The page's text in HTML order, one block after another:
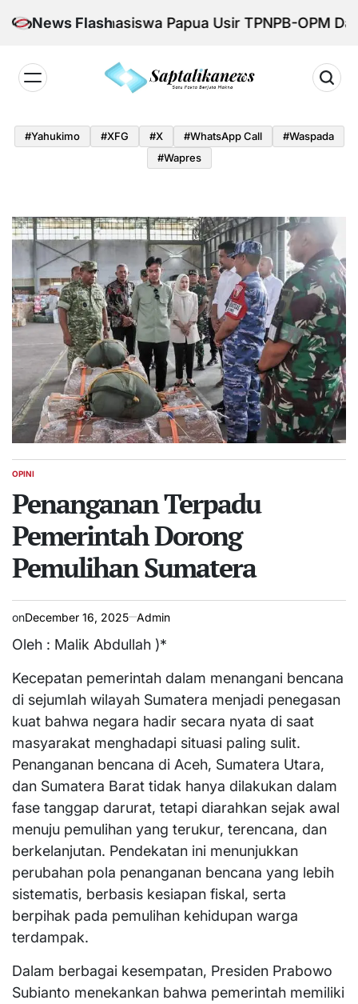
News Flash
Mahasiswa Papua Usir TPNPB-OPM Dari
#yahukimo #XFG #x #WhatsApp Call
#waspada
#Wapres
POSTED
OPINI
Penanganan Terpadu
Pemerintah Dorong
Pemulihan Sumatera
onDecember 16, 2025 Admin
Oleh : Malik Abdullah )*
Kecepatan pemerintah dalam menangani bencana
di sejumlah wilayah Sumatera menjadi penegasan
kuat bahwa negara hadir secara nyata di saat
masyarakat menghadapi situasi paling sulit.
Penanganan bencana di Aceh, Sumatera Utara,
dan Sumatera Barat tidak hanya dilakukan dalam
fase tanggap darurat, tetapi diarahkan sejak awal
menuju pemulihan yang terukur, terencana, dan
berkelanjutan. Pendekatan ini menunjukkan
perubahan pola penanganan bencana yang lebih
sistematis, berbasis kesiapan fiskal, serta
berpihak pada pemulihan kehidupan warga
terdampak.
Dalam berbagai kesempatan, Presiden Prabowo
Subianto menekankan bahwa pemerintah memiliki